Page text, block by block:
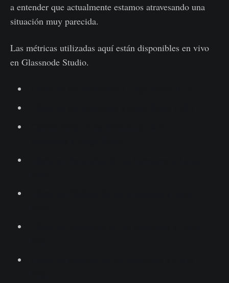
a entender que actualmente estamos atravesando una
situación muy parecida.
Las métricas utilizadas aquí están disponibles en vivo
en Glassnode Studio.